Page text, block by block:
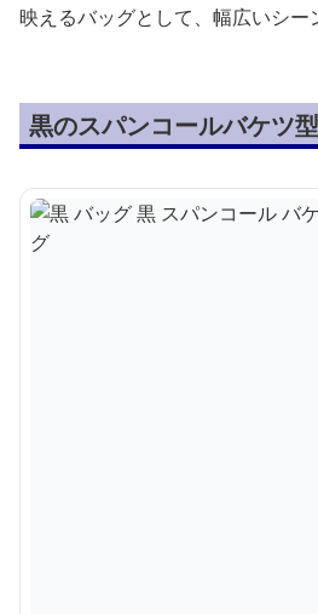
映えるバッグとして、幅広いシー
黒のスパンコールバケツ